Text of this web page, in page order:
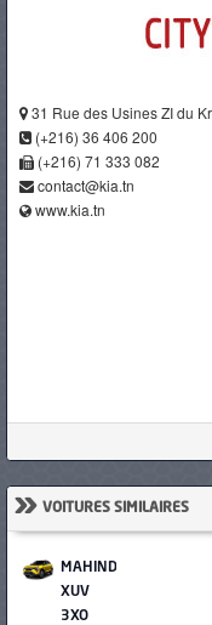
31 Rue des Usines ZI du
(+216) 36 406 200
(+216) 71 333 082
contact@kia.tn
www.kia.tn
» VOITURES SIMILAIRES
MAHINDRA
XUV
3XO